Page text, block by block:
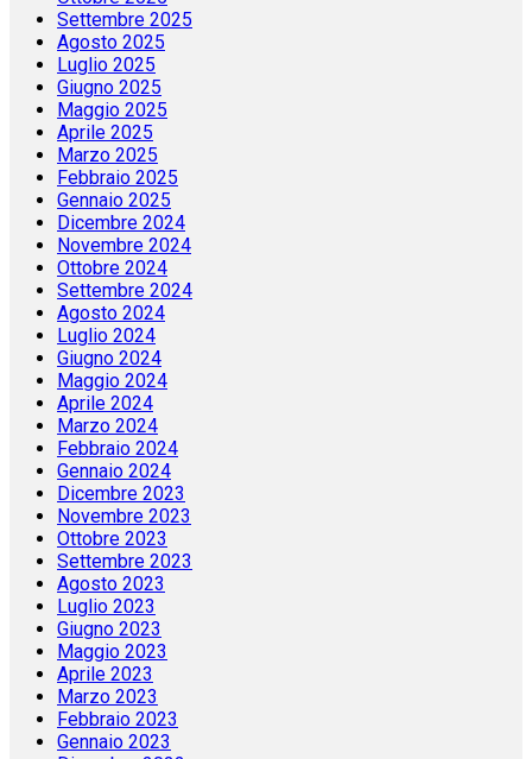
Settembre 2025
Agosto 2025
Luglio 2025
Giugno 2025
Maggio 2025
Aprile 2025
Marzo 2025
Febbraio 2025
Gennaio 2025
Dicembre 2024
Novembre 2024
Ottobre 2024
Settembre 2024
Agosto 2024
Luglio 2024
Giugno 2024
Maggio 2024
Aprile 2024
Marzo 2024
Febbraio 2024
Gennaio 2024
Dicembre 2023
Novembre 2023
Ottobre 2023
Settembre 2023
Agosto 2023
Luglio 2023
Giugno 2023
Maggio 2023
Aprile 2023
Marzo 2023
Febbraio 2023
Gennaio 2023